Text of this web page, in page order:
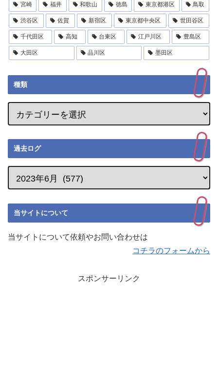
宮崎 福井 和歌山 徳島 東京都港区 鳥取
渋谷区 佐賀 新宿区 東京都中央区 世田谷区
千代田区 高知 台東区 江戸川区 豊島区
大田区 品川区 墨田区
種類
過去ログ
当サイトについて
当サイトについて依頼やお問い合わせは
コチラのフォームから
スポンサーリンク